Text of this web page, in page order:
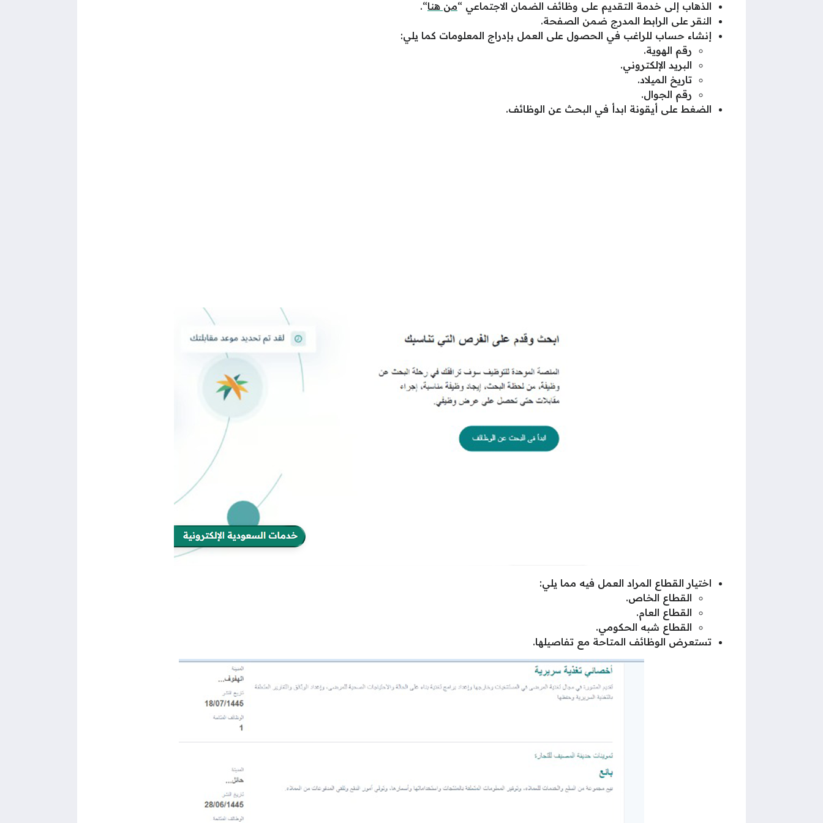
الذهاب إلى خدمة التقديم على وظائف الضمان الاجتماعي “من هنا“.
النقر على الرابط المدرج ضمن الصفحة.
إنشاء حساب للراغب في الحصول على العمل بإدراج المعلومات كما يلي:
رقم الهوية.
البريد الإلكتروني.
تاريخ الميلاد.
رقم الجوال.
الضغط على أيقونة ابدأ في البحث عن الوظائف.
اختيار القطاع المراد العمل فيه مما يلي:
القطاع الخاص.
القطاع العام.
القطاع شبه الحكومي.
تستعرض الوظائف المتاحة مع تفاصيلها.